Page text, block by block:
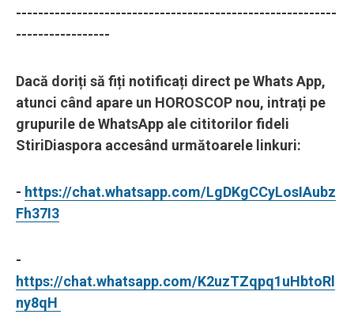
----------------------------------------------------------
-----------------
Dacă doriți să fiți notificați direct pe Whats App,
atunci când apare un HOROSCOP nou, intrați pe
grupurile de WhatsApp ale cititorilor fideli
StiriDiaspora accesând următoarele linkuri:
- https://chat.whatsapp.com/LgDKgCCyLosIAubz
Fh37I3
-
https://chat.whatsapp.com/K2uzTZqpq1uHbtoRl
ny8qH